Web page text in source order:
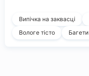
Випічка на заквасці
Вологе тісто
Багети